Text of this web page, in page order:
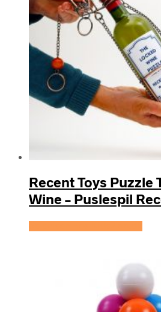
Recent Toys Puzzle
Wine – Puslespil